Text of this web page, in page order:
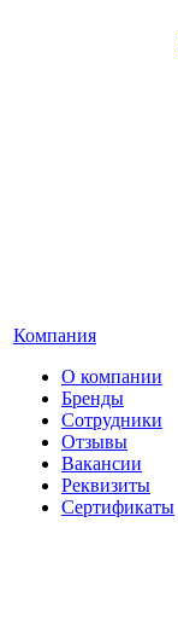
Компания
О компании
Бренды
Сотрудники
Отзывы
Вакансии
Реквизиты
Сертификаты